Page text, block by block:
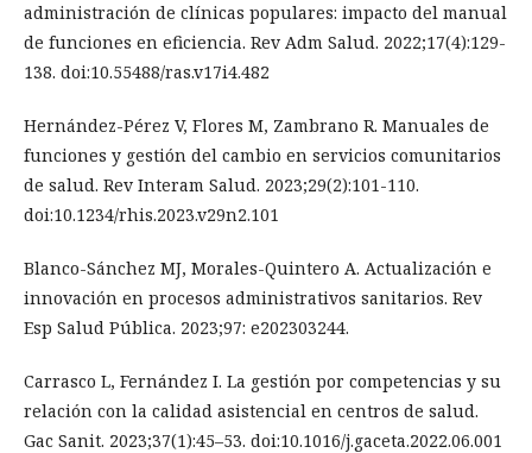
administración de clínicas populares: impacto del manual
de funciones en eficiencia. Rev Adm Salud. 2022;17(4):129-
138. doi:10.55488/ras.v17i4.482
Hernández-Pérez V, Flores M, Zambrano R. Manuales de
funciones y gestión del cambio en servicios comunitarios
de salud. Rev Interam Salud. 2023;29(2):101-110.
doi:10.1234/rhis.2023.v29n2.101
Blanco-Sánchez MJ, Morales-Quintero A. Actualización e
innovación en procesos administrativos sanitarios. Rev
Esp Salud Pública. 2023;97: e202303244.
Carrasco L, Fernández I. La gestión por competencias y su
relación con la calidad asistencial en centros de salud.
Gac Sanit. 2023;37(1):45–53. doi:10.1016/j.gaceta.2022.06.001